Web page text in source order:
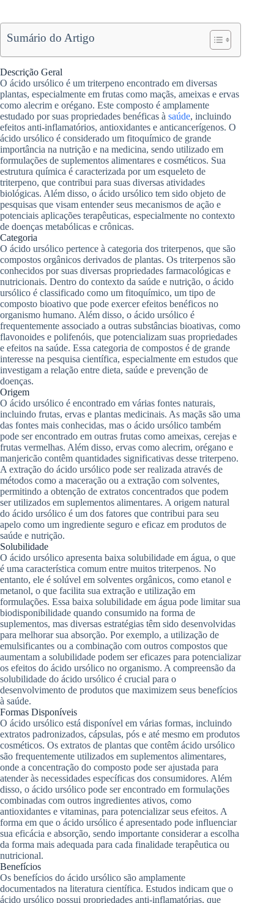
Sumário do Artigo
Descrição Geral
O ácido ursólico é um triterpeno encontrado em diversas
plantas, especialmente em frutas como maçãs, ameixas e ervas
como alecrim e orégano. Este composto é amplamente
estudado por suas propriedades benéficas à saúde, incluindo
efeitos anti-inflamatórios, antioxidantes e anticancerígenos. O
ácido ursólico é considerado um fitoquímico de grande
importância na nutrição e na medicina, sendo utilizado em
formulações de suplementos alimentares e cosméticos. Sua
estrutura química é caracterizada por um esqueleto de
triterpeno, que contribui para suas diversas atividades
biológicas. Além disso, o ácido ursólico tem sido objeto de
pesquisas que visam entender seus mecanismos de ação e
potenciais aplicações terapêuticas, especialmente no contexto
de doenças metabólicas e crônicas.
Categoria
O ácido ursólico pertence à categoria dos triterpenos, que são
compostos orgânicos derivados de plantas. Os triterpenos são
conhecidos por suas diversas propriedades farmacológicas e
nutricionais. Dentro do contexto da saúde e nutrição, o ácido
ursólico é classificado como um fitoquímico, um tipo de
composto bioativo que pode exercer efeitos benéficos no
organismo humano. Além disso, o ácido ursólico é
frequentemente associado a outras substâncias bioativas, como
flavonoides e polifenóis, que potencializam suas propriedades
e efeitos na saúde. Essa categoria de compostos é de grande
interesse na pesquisa científica, especialmente em estudos que
investigam a relação entre dieta, saúde e prevenção de
doenças.
Origem
O ácido ursólico é encontrado em várias fontes naturais,
incluindo frutas, ervas e plantas medicinais. As maçãs são uma
das fontes mais conhecidas, mas o ácido ursólico também
pode ser encontrado em outras frutas como ameixas, cerejas e
frutas vermelhas. Além disso, ervas como alecrim, orégano e
manjericão contêm quantidades significativas desse triterpeno.
A extração do ácido ursólico pode ser realizada através de
métodos como a maceração ou a extração com solventes,
permitindo a obtenção de extratos concentrados que podem
ser utilizados em suplementos alimentares. A origem natural
do ácido ursólico é um dos fatores que contribui para seu
apelo como um ingrediente seguro e eficaz em produtos de
saúde e nutrição.
Solubilidade
O ácido ursólico apresenta baixa solubilidade em água, o que
é uma característica comum entre muitos triterpenos. No
entanto, ele é solúvel em solventes orgânicos, como etanol e
metanol, o que facilita sua extração e utilização em
formulações. Essa baixa solubilidade em água pode limitar sua
biodisponibilidade quando consumido na forma de
suplementos, mas diversas estratégias têm sido desenvolvidas
para melhorar sua absorção. Por exemplo, a utilização de
emulsificantes ou a combinação com outros compostos que
aumentam a solubilidade podem ser eficazes para potencializar
os efeitos do ácido ursólico no organismo. A compreensão da
solubilidade do ácido ursólico é crucial para o
desenvolvimento de produtos que maximizem seus benefícios
à saúde.
Formas Disponíveis
O ácido ursólico está disponível em várias formas, incluindo
extratos padronizados, cápsulas, pós e até mesmo em produtos
cosméticos. Os extratos de plantas que contêm ácido ursólico
são frequentemente utilizados em suplementos alimentares,
onde a concentração do composto pode ser ajustada para
atender às necessidades específicas dos consumidores. Além
disso, o ácido ursólico pode ser encontrado em formulações
combinadas com outros ingredientes ativos, como
antioxidantes e vitaminas, para potencializar seus efeitos. A
forma em que o ácido ursólico é apresentado pode influenciar
sua eficácia e absorção, sendo importante considerar a escolha
da forma mais adequada para cada finalidade terapêutica ou
nutricional.
Benefícios
Os benefícios do ácido ursólico são amplamente
documentados na literatura científica. Estudos indicam que o
ácido ursólico possui propriedades anti-inflamatórias, que